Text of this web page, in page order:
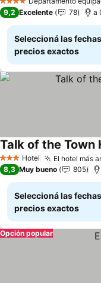
4 Estrellas
9,2 Excelente 78 a
Seleccioná las
precios exactos
3 Estrellas
Hotel El hotel más
Talk of the Town
8,3 Muy bueno 805
Seleccioná las
precios exactos
Opción popular